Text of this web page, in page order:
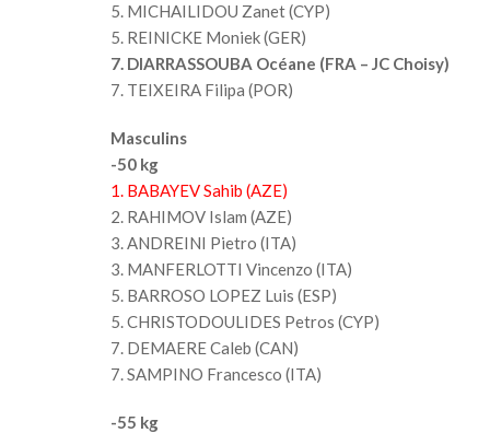
5. MICHAILIDOU Zanet (CYP)
5. REINICKE Moniek (GER)
7. DIARRASSOUBA Océane (FRA – JC Choisy)
7. TEIXEIRA Filipa (POR)
Masculins
-50 kg
1. BABAYEV Sahib (AZE)
2. RAHIMOV Islam (AZE)
3. ANDREINI Pietro (ITA)
3. MANFERLOTTI Vincenzo (ITA)
5. BARROSO LOPEZ Luis (ESP)
5. CHRISTODOULIDES Petros (CYP)
7. DEMAERE Caleb (CAN)
7. SAMPINO Francesco (ITA)
-55 kg